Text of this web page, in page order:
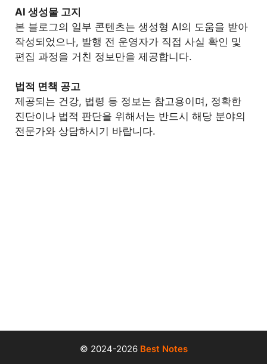
Al 생성물 고지
본 블로그의 일부 콘텐츠는 생성형 AI의 도움을 받아
작성되었으나, 발행 전 운영자가 직접 사실 확인 및
편집 과정을 거친 정보만을 제공합니다.
법적 면책 공고
제공되는 건강, 법령 등 정보는 참고용이며, 정확한
진단이나 법적 판단을 위해서는 반드시 해당 분야의
전문가와 상담하시기 바랍니다.
© 2024-2026 Best Notes